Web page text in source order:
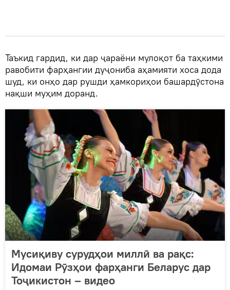
Таъкид гардид, ки дар ҷараёни мулоқот ба таҳкими
равобити фарҳангии дуҷониба аҳамияти хоса дода
шуд, ки онҳо дар рушди ҳамкориҳои башардӯстона
нақши муҳим доранд.
Мусиқиву сурудҳои миллӣ ва рақс:
Идомаи Рӯзҳои фарҳанги Беларус дар
Тоҷикистон – видео